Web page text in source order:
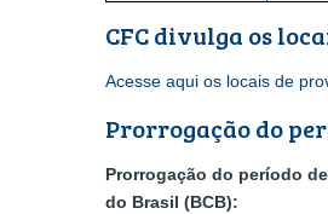
CFC divulga os
Acesse aqui os locais de
Prorrogação do
Prorrogação do período
do Brasil (BCB):